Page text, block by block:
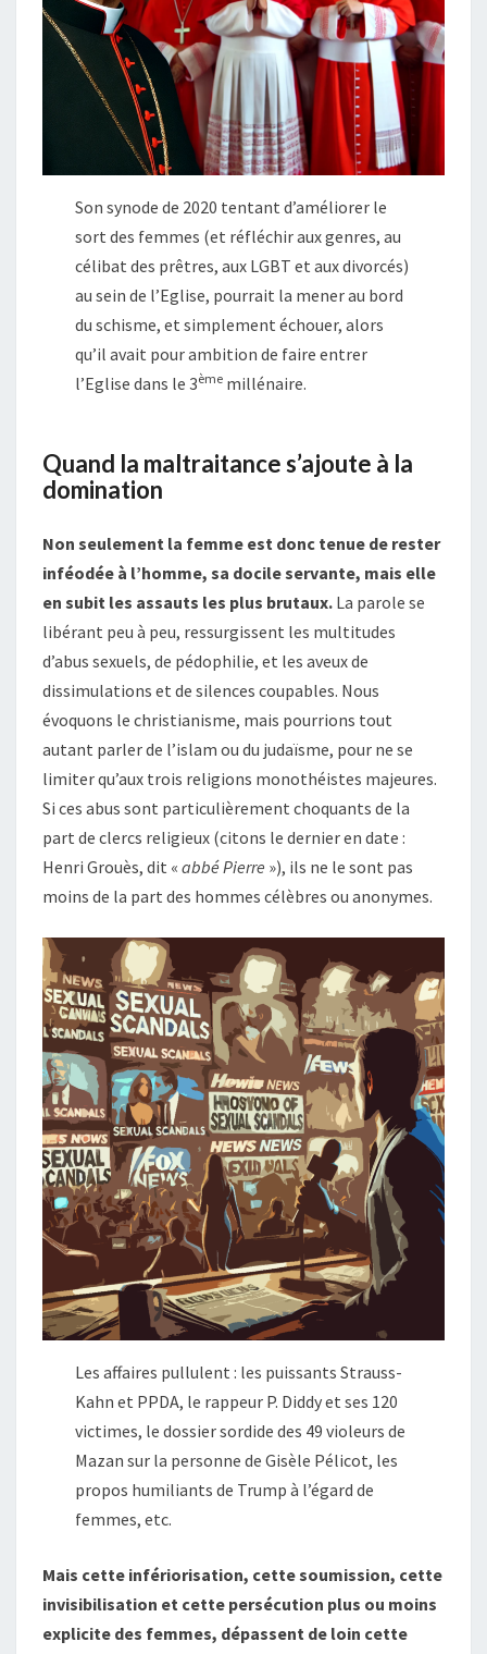
Son synode de 2020 tentant d’améliorer le
sort des femmes (et réfléchir aux genres, au
célibat des prêtres, aux LGBT et aux divorcés)
au sein de l’Eglise, pourrait la mener au bord
du schisme, et simplement échouer, alors
qu’il avait pour ambition de faire entrer
l’Eglise dans le 3èmemillénaire.
Quand la maltraitance s’ajoute à la
domination
Non seulement la femme est donc tenue de rester
inféodée à l’homme, sa docile servante, mais elle
en subit les assauts les plus brutaux. La parole se
libérant peu à peu, ressurgissent les multitudes
d’abus sexuels, de pédophilie, et les aveux de
dissimulations et de silences coupables. Nous
évoquons le christianisme, mais pourrions tout
autant parler de l’islam ou du judaïsme, pour ne se
limiter qu’aux trois religions monothéistes majeures.
Si ces abus sont particulièrement choquants de la
part de clercs religieux (citons le dernier en date :
Henri Grouès, dit « abbé Pierre »), ils ne le sont pas
moins de la part des hommes célèbres ou anonymes.
Les affaires pullulent : les puissants Strauss-
Kahn et PPDA, le rappeur P. Diddy et ses 120
victimes, le dossier sordide des 49 violeurs de
Mazan sur la personne de Gisèle Pélicot, les
propos humiliants de Trump à l’égard de
femmes, etc.
Mais cette infériorisation, cette soumission, cette
invisibilisation et cette persécution plus ou moins
explicite des femmes, dépassent de loin cette